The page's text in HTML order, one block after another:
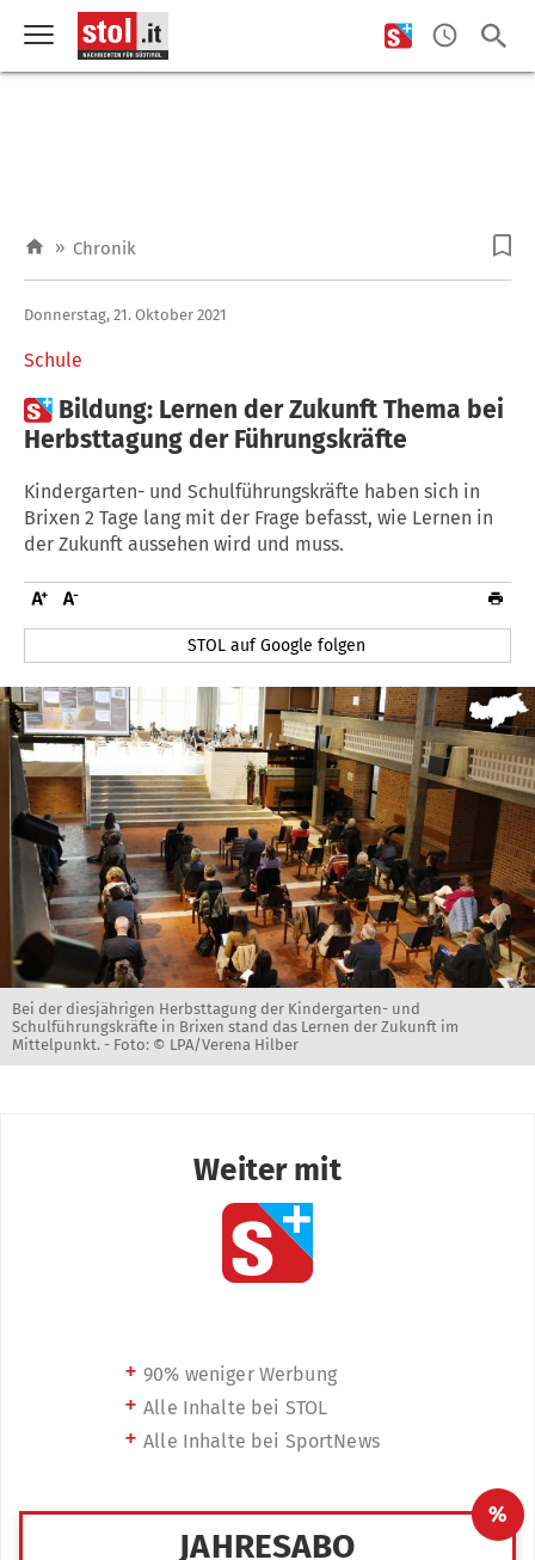
» Chronik
Schule
Donnerstag, 21. Oktober 2021
 Bildung: Lernen der Zukunft Thema bei
Herbsttagung der Führungskräfte
Kindergarten- und Schulführungskräfte haben sich in
Brixen 2 Tage lang mit der Frage befasst, wie Lernen in
der Zukunft aussehen wird und muss.
STOL auf Google folgen
Bei der diesjährigen Herbsttagung der Kindergarten- und
Schulführungskräfte in Brixen stand das Lernen der Zukunft im
Mittelpunkt. - Foto: © LPA/Verena Hilber